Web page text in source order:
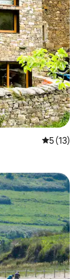
5 (13)